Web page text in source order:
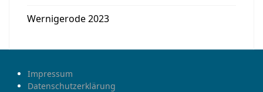
Wernigerode 2023
Impressum
Datenschutzerklärung